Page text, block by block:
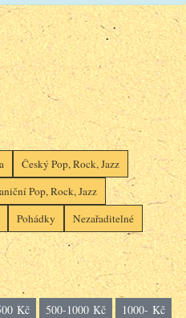
Český Pop, Rock, Jazz
Pop, Rock, Jazz
Pohádky
Nezařaditelné
Kč 500-1000 Kč 1000- Kč